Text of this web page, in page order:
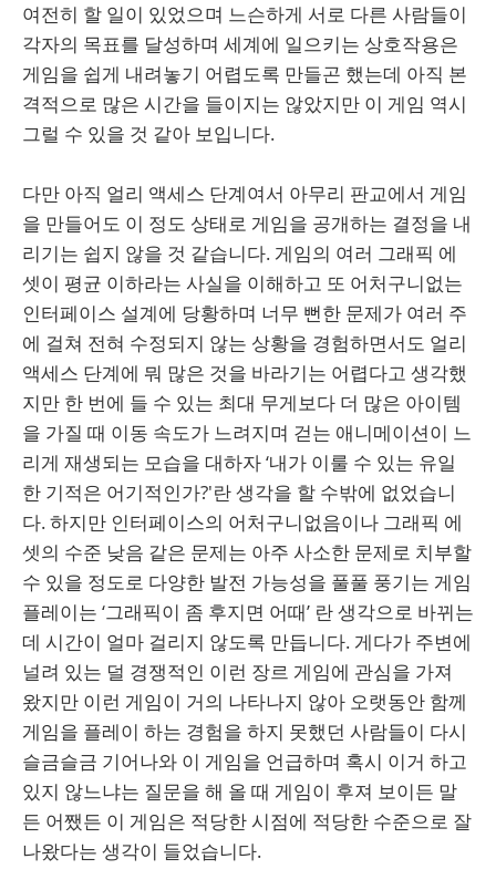
여전히 할 일이 있었으며 느슨하게 서로 다른 사람들이
각자의 목표를 달성하며 세계에 일으키는 상호작용은
게임을 쉽게 내려놓기 어렵도록 만들곤 했는데 아직 본
격적으로 많은 시간을 들이지는 않았지만 이 게임 역시
그럴 수 있을 것 같아 보입니다.
다만 아직 얼리 액세스 단계여서 아무리 판교에서 게임
을 만들어도 이 정도 상태로 게임을 공개하는 결정을 내
리기는 쉽지 않을 것 같습니다. 게임의 여러 그래픽 에
셋이 평균 이하라는 사실을 이해하고 또 어처구니없는
인터페이스 설계에 당황하며 너무 뻔한 문제가 여러 주
에 걸쳐 전혀 수정되지 않는 상황을 경험하면서도 얼리
액세스 단계에 뭐 많은 것을 바라기는 어렵다고 생각했
지만 한 번에 들 수 있는 최대 무게보다 더 많은 아이템
을 가질 때 이동 속도가 느려지며 걷는 애니메이션이 느
리게 재생되는 모습을 대하자 ‘내가 이룰 수 있는 유일
한 기적은 어기적인가?'란 생각을 할 수밖에 없었습니
다. 하지만 인터페이스의 어처구니없음이나 그래픽 에
셋의 수준 낮음 같은 문제는 아주 사소한 문제로 치부할
수 있을 정도로 다양한 발전 가능성을 풀풀 풍기는 게임
플레이는 ‘그래픽이 좀 후지면 어때’ 란 생각으로 바뀌는
데 시간이 얼마 걸리지 않도록 만듭니다. 게다가 주변에
널려 있는 덜 경쟁적인 이런 장르 게임에 관심을 가져
왔지만 이런 게임이 거의 나타나지 않아 오랫동안 함께
게임을 플레이 하는 경험을 하지 못했던 사람들이 다시
슬금슬금 기어나와 이 게임을 언급하며 혹시 이거 하고
있지 않느냐는 질문을 해 올 때 게임이 후져 보이든 말
든 어쨌든 이 게임은 적당한 시점에 적당한 수준으로 잘
나왔다는 생각이 들었습니다.